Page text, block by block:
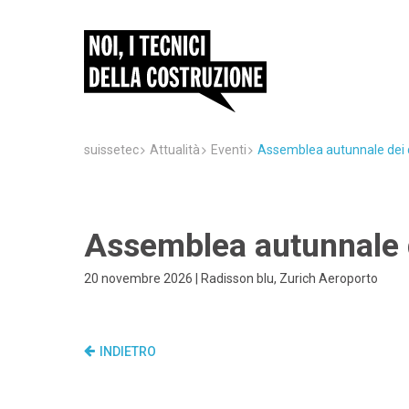
suissetec Attualità Eventi Assemblea autunnale dei
Assemblea
20 novembre 2026 | Radisson blu, Zurich Aeroporto
INDIETRO